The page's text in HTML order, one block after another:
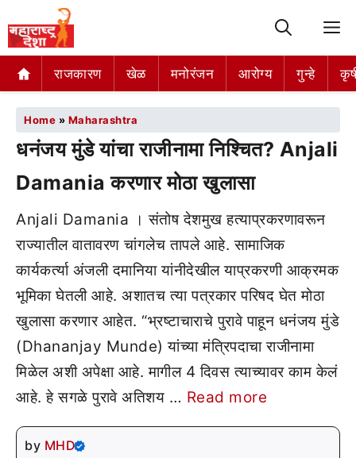
राजकारण खेळ मनोरंजन आरोग्य गुन्हे
Home » Maharashtra
धनंजय मुंडे यांचा राजीनामा निश्चित? Anjali
Damania करणार मोठा खुलासा
Anjali Damania । संतोष देशमुख हत्याप्रकरणावरून
राज्यातील वातावरण चांगलेच तापले आहे. सामाजिक
कार्यकर्त्या अंजली दमानिया यांनीदेखील याप्रकरणी आक्रमक
भूमिका घेतली आहे. अशातच त्या पत्रकार परिषद घेत मोठा
खुलासा करणार आहेत. “भ्रष्टाचाराचे पुरावे पाहून धनंजय मुंडे
(Dhananjay Munde) यांच्या मंत्रिपदाचा राजीनामा
मिळेल अशी अपेक्षा आहे. मागील 4 दिवस त्याच्यावर काम केलं
आहे. हे सगळे पुरावे अतिशय … Read more
by MHD